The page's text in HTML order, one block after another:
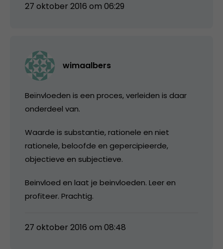
27 oktober 2016 om 06:29
wimaalbers
Beïnvloeden is een proces, verleiden is daar
onderdeel van.
Waarde is substantie, rationele en niet
rationele, beloofde en gepercipieerde,
objectieve en subjectieve.
Beinvloed en laat je beinvloeden. Leer en
profiteer. Prachtig.
27 oktober 2016 om 08:48